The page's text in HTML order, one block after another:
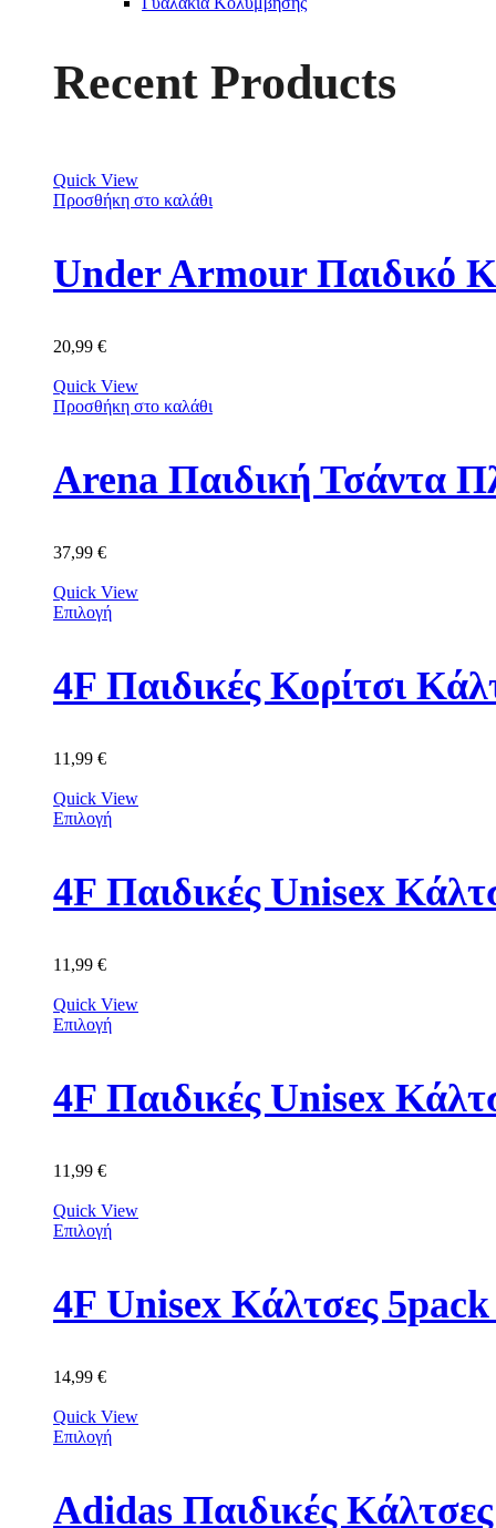
Recent Products
Quick View
Προσθήκη στο καλάθι
Under Armour Παιδικό
20,99 €
Quick View
Προσθήκη στο καλάθι
Arena Παιδική Τσάντα
37,99 €
Quick View
Επιλογή
11,99 €
Quick View
Επιλογή
11,99 €
Quick View
Επιλογή
4F Παιδικές Unisex
11,99 €
Quick View
Επιλογή
4F Unisex Κάλτσες
14,99 €
Quick View
Επιλογή
Adidas Παιδικές